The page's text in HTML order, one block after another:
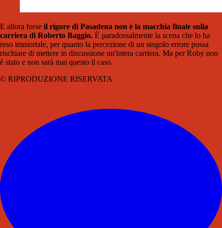
E allora forse il rigore di Pasadena non è la macchia finale sulla
carriera di Roberto Baggio. È paradossalmente la scena che lo ha
reso immortale, per quanto la percezione di un singolo errore possa
rischiare di mettere in discussione un'intera carriera. Ma per Roby non
è stato e non sarà mai questo il caso.
© RIPRODUZIONE RISERVATA